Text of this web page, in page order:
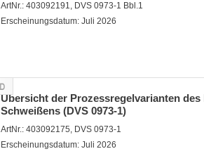
ArtNr.: 403092191, DVS 0973-1 Bbl.1
Erscheinungsdatum: Juli 2026
Übersicht der Prozessregelvarianten des
Schweißens (DVS 0973-1)
ArtNr.: 403092175, DVS 0973-1
Erscheinungsdatum: Juli 2026